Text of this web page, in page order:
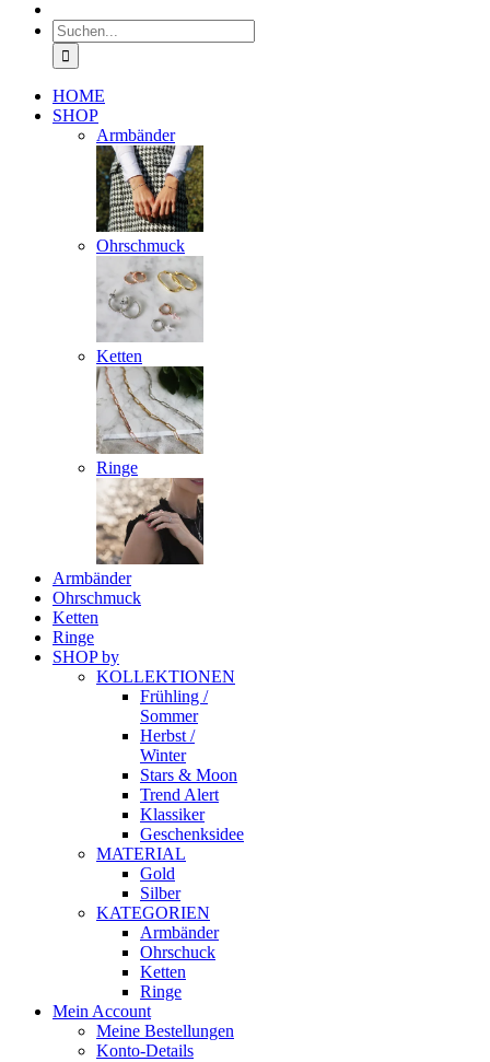
Suche
nach:
HOME
SHOP
Armbänder
Ohrschmuck
Ketten
Ringe
Armbänder
Ohrschmuck
Ketten
Ringe
SHOP by
KOLLEKTIONEN
Frühling /
Sommer
Herbst /
Winter
Stars & Moon
Trend Alert
Klassiker
Geschenksidee
MATERIAL
Gold
Silber
KATEGORIEN
Armbänder
Ohrschuck
Ketten
Ringe
Mein Account
Meine Bestellungen
Konto-Details